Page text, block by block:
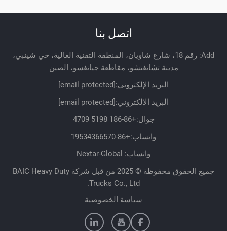
اتصل بنا
Add: رقم 18، شارع شاويان، المنطقة التقنية العالية، حي شينبي،
مدينة تشانغتشو، مقاطعة جيانغسو، الصين
البريد الإلكتروني:[email protected]
البريد الإلكتروني:[email protected]
جوال:+86-186 5198 4709
واتساب:+86-19534366570
واتساب: Nextar-Global
جميع الحقوق محفوظة © 2025 من قبل شركة BAIC Heavy Duty
Trucks Co., Ltd.
سياسة الخصوصية